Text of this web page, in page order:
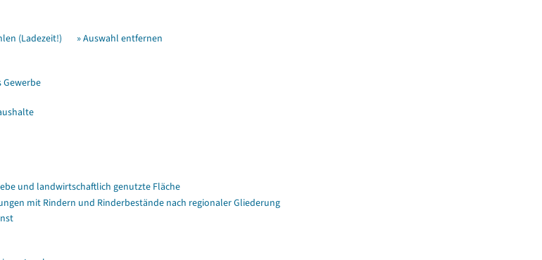
(Ladezeit!) » Auswahl entfernen
Gewerbe
und landwirtschaftlich genutzte Fläche
mit Rindern und Rinderbestände nach regionaler Gliederung